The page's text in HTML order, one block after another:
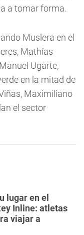
a tomar forma.
Muslera en el
Mathías
Ugarte,
en la mitad de
Maximiliano
el sector
lugar en el
Inline: atletas
viajar a